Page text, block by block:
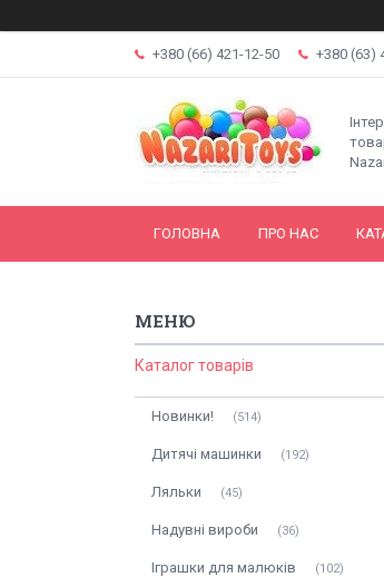
+380 (66) 421-12-50 +380 (63)
ГОЛОВНА ПРО НАС
Каталог товарів
Новинки! 514
Дитячі машинки 192
Ляльки 45
Надувні вироби 36
Іграшки для малюків 102